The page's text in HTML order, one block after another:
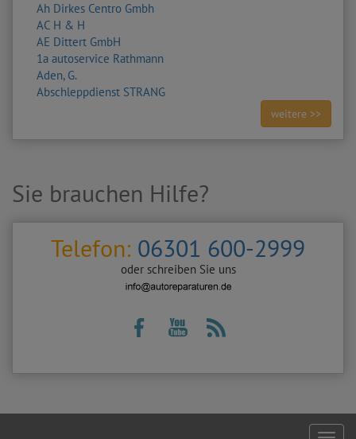
Ah Dirkes Centro Gmbh
AC H & H
AE Dittert GmbH
1a autoservice Rathmann
Aden, G.
Abschleppdienst STRANG
weitere >>
Sie brauchen Hilfe?
Telefon: 06301 600-2999
oder schreiben Sie uns